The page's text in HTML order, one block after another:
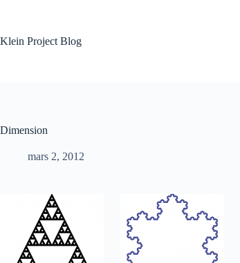
Klein Project Blog
Dimension
mars 2, 2012